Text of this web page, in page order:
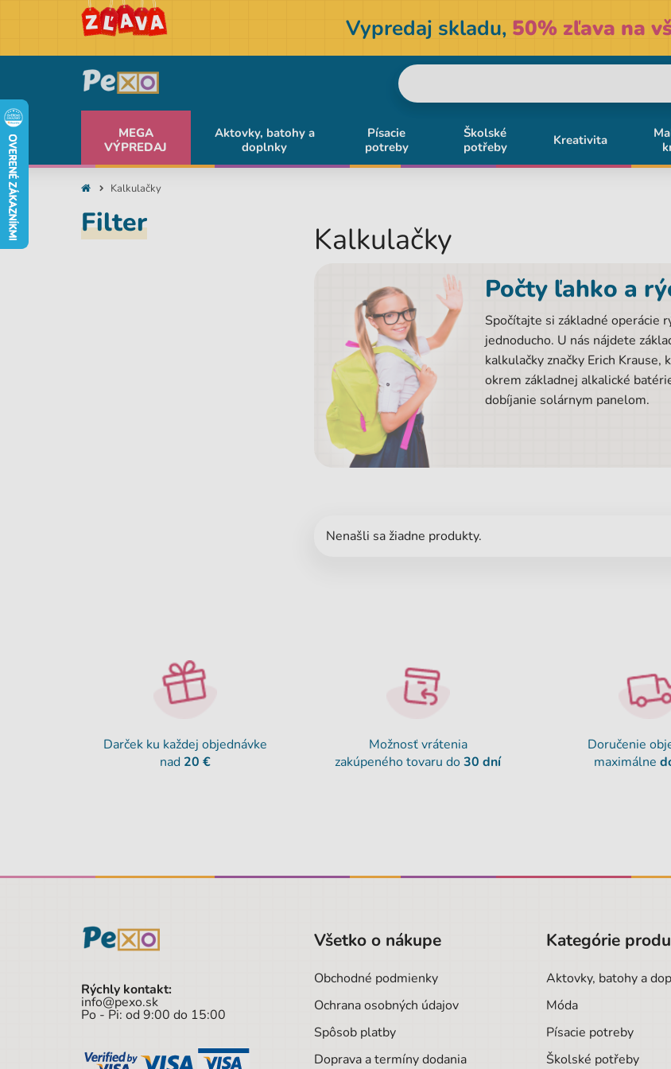
Vypredaj skladu, 50% zľava na
MEGA
VÝPREDAJ
Aktovky, batohy a
doplnky
Písacie
potreby
Školské
potřeby
Kreativita
Kalkulačky
Filter Kalkulačky
Počty ľahko a
Spočítajte si základné operácie
jednoducho. U nás nájdete
kalkulačky značky Erich Krause,
okrem základnej alkalické
dobíjanie solárnym panelom.
Nenašli sa žiadne produkty.
Darček ku každej objednávke
nad 20 €
Možnosť vrátenia
zakúpeného tovaru do30 dní
Doručenie
maximálne
Rýchly kontakt:
info@pexo.sk
Po - Pi: od 9:00 do 15:00
Všetko o nákupe
Obchodné podmienky
Ochrana osobných údajov
Spôsob platby
Doprava a termíny dodania
Kategórie
Aktovky, batohy a
Móda
Písacie potreby
Školské potřeby